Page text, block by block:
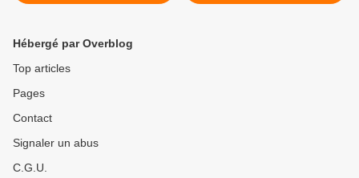
Hébergé par Overblog
Top articles
Pages
Contact
Signaler un abus
C.G.U.